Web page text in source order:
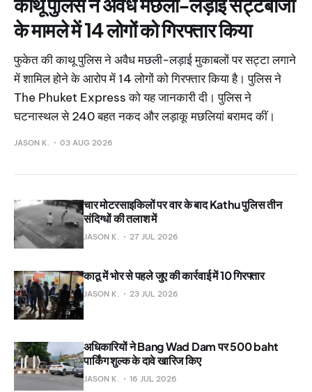
के मामले में 14 लोगों को गिरफ्तार किया
फुकेत की काथू पुलिस ने अवैध मछली-लड़ाई मुकाबलों पर सट्टा लगाने
में शामिल होने के आरोप में 14 लोगों को गिरफ्तार किया है। पुलिस ने
The Phuket Express को यह जानकारी दी। पुलिस ने
घटनास्थल से 240 बहत नकद और लड़ाकू मछलियां बरामद कीं।
JASON K. 03 AUG 2026
चार मोटरसाइकिलों पर वार के बाद Kathu पुलिस तीन
संदिग्धों की तलाश में
JASON K. 27 JUL 2026
काठू में भोर से पहले जुए की कार्रवाई में 10 गिरफ्तार
JASON K. 23 JUL 2026
अधिकारियों ने Bang Wad Dam पर 500 baht
पार्किंग शुल्क के दावे खारिज किए
JASON K. 16 JUL 2026